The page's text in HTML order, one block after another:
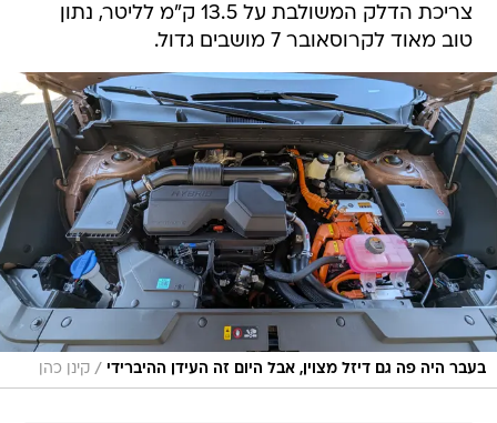
צריכת הדלק המשולבת על 13.5 ק"מ לליטר, נתון
טוב מאוד לקרוסאובר 7 מושבים גדול.
בעבר היה פה גם דיזל מצוין, אבל היום זה העידן ההיברידי / קינן כהן